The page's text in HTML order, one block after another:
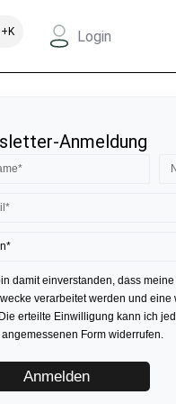
Login
Anmeldung
damit einverstanden, dass
verarbeitet werden und
erteilte Einwilligung kann ich
Form widerrufen.
Anmelden